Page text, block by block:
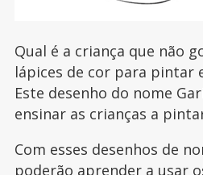
Qual é a criança que não
lápices de cor para pintar
Este desenho do nome
ensinar as crianças a
Com esses desenhos de
poderão aprender a usar